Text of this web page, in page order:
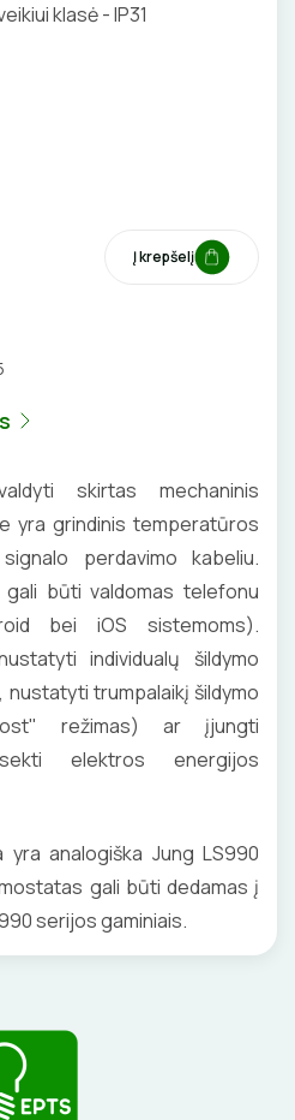
VYNIOJIMUI
GRĄŽTAI
klasė - IP31
Į krepšelį
skirtas mechaninis
yra grindinis temperatūros
perdavimo kabeliu.
gali būti valdomas telefonu
bei iOS sistemoms).
individualų šildymo
nustatyti trumpalaikį šildymo
režimas) ar įjungti
elektros energijos
analogiška Jung LS990
gali būti dedamas į
serijos gaminiais.